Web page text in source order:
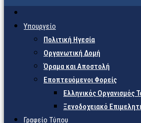
Υπουργείο
Πολιτική Ηγεσία
Οργανωτική Δομή
Όραμα και Αποστολή
Εποπτευόμενοι Φορείς
Eλληνικός Οργανισμός
Ξενοδοχειακό
Γραφείο Τύπου